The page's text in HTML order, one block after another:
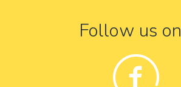
Follow us on
Facebook